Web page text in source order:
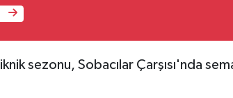
sezonu, Sobacılar Çarşısı'nda